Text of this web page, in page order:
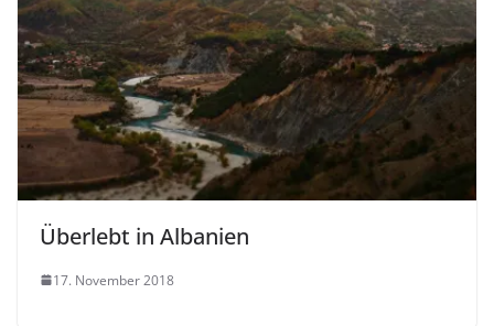
Überlebt in Albanien
17. November 2018